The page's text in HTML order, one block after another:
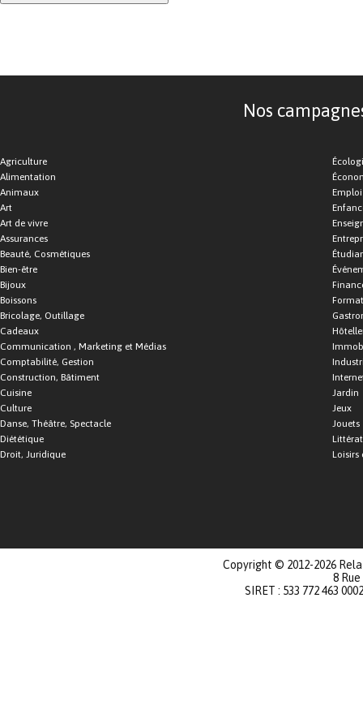
Nos
Agriculture
Alimentation
Animaux
Art
Art de vivre
Assurances
Beauté, Cosmétiques
Bien-être
Bijoux
Boissons
Bricolage, Outillage
Cadeaux
Communication , Marketing et Médias
Comptabilité, Gestion
Construction, Bâtiment
Cuisine
Culture
Danse, Théâtre, Spectacle
Diététique
Droit, Juridique
Emploi
Jardin
Jeux
Jouets
Loisirs
Copyright © 2012-2026
8
SIRET : 533 772 463